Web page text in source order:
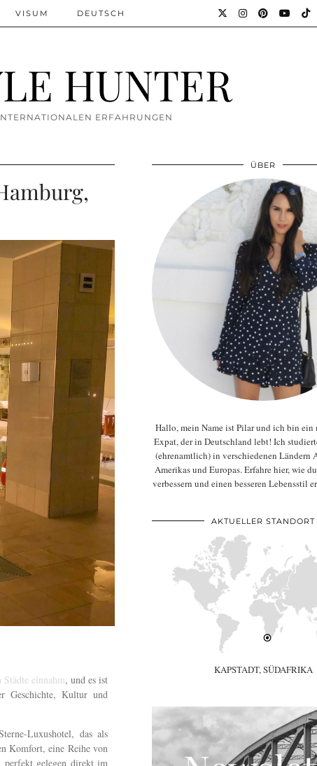
HUNTER
ERFAHRUNGEN
VISUM DEUTSCH
Städte einnahm, und es ist
Geschichte, Kultur und
Luxushotel, das als
Komfort, eine Reihe von
perfekt gelegen direkt im
ÜBER
Hallo, mein Name ist Pilar und ich bin ein
Expat, der in Deutschland lebt! Ich
(ehrenamtlich) in verschiedenen Ländern
Amerikas und Europas. Erfahre hier, wie
verbessern und einen besseren Lebensstil
AKTUELLER STANDORT
KAPSTADT, SÜDAFRIKA